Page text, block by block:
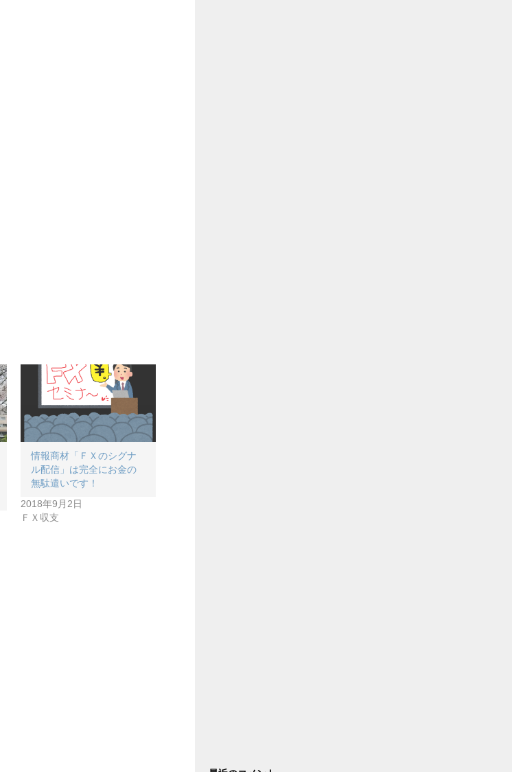
情報商材「ＦＸのシグナ
ル配信」は完全にお金の
無駄遣いです！
2018年9月2日
ＦＸ収支